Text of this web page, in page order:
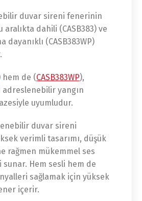
duvar sireni fenerinin
dahili (CASB383) ve
dayanıklı (CASB383WP)
hem de (CASB383WP),
adreslenebilir yangın
uyumludur.
duvar sireni
verimli tasarımı, düşük
rağmen mükemmel ses
sunar. Hem sesli hem de
sağlamak için yüksek
içerir.